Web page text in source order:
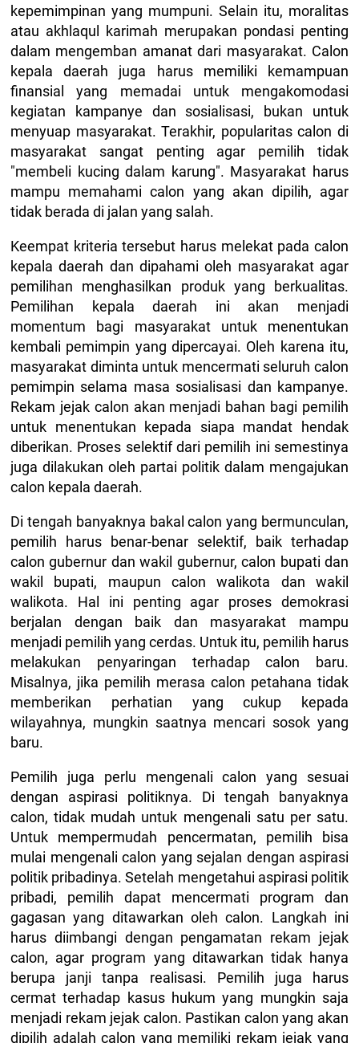
kepemimpinan yang mumpuni. Selain itu, moralitas
atau akhlaqul karimah merupakan pondasi penting
dalam mengemban amanat dari masyarakat. Calon
kepala daerah juga harus memiliki kemampuan
finansial yang memadai untuk mengakomodasi
kegiatan kampanye dan sosialisasi, bukan untuk
menyuap masyarakat. Terakhir, popularitas calon di
masyarakat sangat penting agar pemilih tidak
"membeli kucing dalam karung". Masyarakat harus
mampu memahami calon yang akan dipilih, agar
tidak berada di jalan yang salah.
Keempat kriteria tersebut harus melekat pada calon
kepala daerah dan dipahami oleh masyarakat agar
pemilihan menghasilkan produk yang berkualitas.
Pemilihan kepala daerah ini akan menjadi
momentum bagi masyarakat untuk menentukan
kembali pemimpin yang dipercayai. Oleh karena itu,
masyarakat diminta untuk mencermati seluruh calon
pemimpin selama masa sosialisasi dan kampanye.
Rekam jejak calon akan menjadi bahan bagi pemilih
untuk menentukan kepada siapa mandat hendak
diberikan. Proses selektif dari pemilih ini semestinya
juga dilakukan oleh partai politik dalam mengajukan
calon kepala daerah.
Di tengah banyaknya bakal calon yang bermunculan,
pemilih harus benar-benar selektif, baik terhadap
calon gubernur dan wakil gubernur, calon bupati dan
wakil bupati, maupun calon walikota dan wakil
walikota. Hal ini penting agar proses demokrasi
berjalan dengan baik dan masyarakat mampu
menjadi pemilih yang cerdas. Untuk itu, pemilih harus
melakukan penyaringan terhadap calon baru.
Misalnya, jika pemilih merasa calon petahana tidak
memberikan perhatian yang cukup kepada
wilayahnya, mungkin saatnya mencari sosok yang
baru.
Pemilih juga perlu mengenali calon yang sesuai
dengan aspirasi politiknya. Di tengah banyaknya
calon, tidak mudah untuk mengenali satu per satu.
Untuk mempermudah pencermatan, pemilih bisa
mulai mengenali calon yang sejalan dengan aspirasi
politik pribadinya. Setelah mengetahui aspirasi politik
pribadi, pemilih dapat mencermati program dan
gagasan yang ditawarkan oleh calon. Langkah ini
harus diimbangi dengan pengamatan rekam jejak
calon, agar program yang ditawarkan tidak hanya
berupa janji tanpa realisasi. Pemilih juga harus
cermat terhadap kasus hukum yang mungkin saja
menjadi rekam jejak calon. Pastikan calon yang akan
dipilih adalah calon yang memiliki rekam jejak yang